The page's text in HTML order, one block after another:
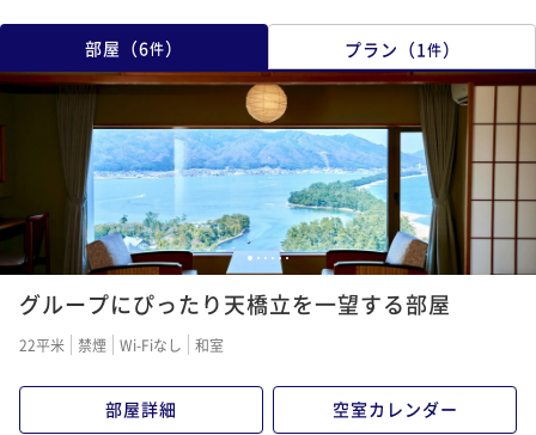
部屋 （6件） プラン （1 件）
1 2 3 4 56
グループにぴったり天橋立を一望する部屋
22平米 禁煙 Wi-Fiなし 和室
部屋詳細 空室カレンダー